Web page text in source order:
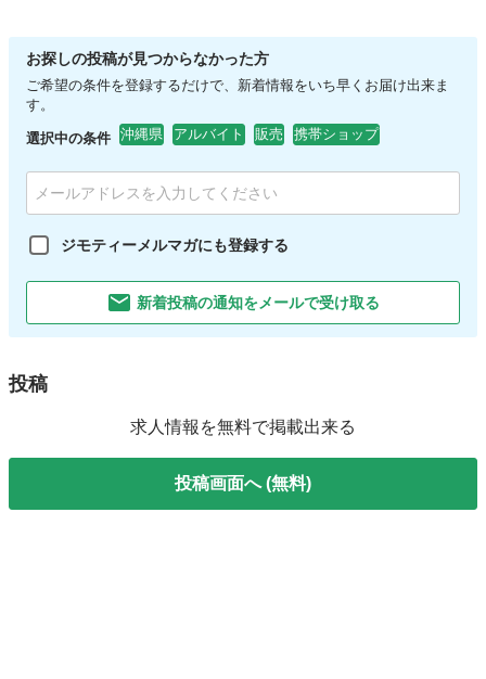
お探しの投稿が見つからなかった方
ご希望の条件を登録するだけで、新着情報をいち早くお届け出来ま
す。
選択中の条件 沖縄県 アルバイト 販売 携帯ショップ
ジモティーメルマガにも登録する
新着投稿の通知をメールで受け取る
投稿
求人情報を無料で掲載出来る
投稿画面へ (無料)